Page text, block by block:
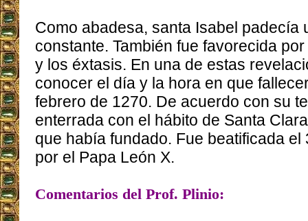
Como abadesa, santa Isabel padecía
constante. También fue favorecida
y los éxtasis. En una de estas
conocer el día y la hora en que
febrero de 1270. De acuerdo con su
enterrada con el hábito de Santa
que había fundado. Fue beatificada el
por el Papa León X.
Comentarios del Prof. Plinio: